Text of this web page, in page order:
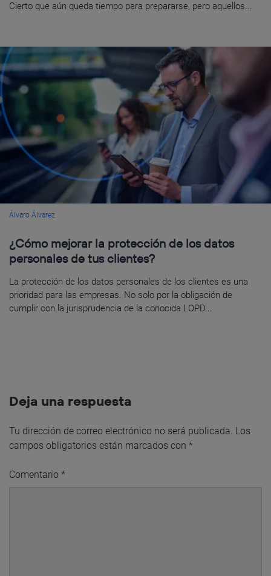
Cierto que aún queda tiempo para prepararse, pero aquellos...
Álvaro Álvarez
¿Cómo mejorar la protección de los datos
personales de tus clientes?
La protección de los datos personales de los clientes es una
prioridad para las empresas. No solo por la obligación de
cumplir con la jurisprudencia de la conocida LOPD...
Deja una respuesta
Tu dirección de correo electrónico no será publicada. Los
campos obligatorios están marcados con *
Comentario *